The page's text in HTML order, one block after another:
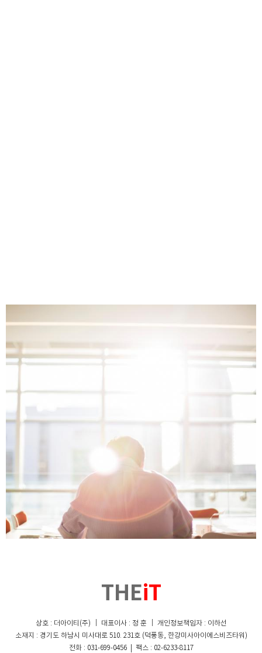
THEiT
상호 : 더아이티(주) ｜ 대표이사 : 정 훈 ｜ 개인정보책임자 : 이하선
소재지 : 경기도 하남시 미사대로 510. 231호 (덕풍동, 한강미사아이에스비즈타워)
전화 : 031-699-0456 | 팩스 : 02-6233-8117